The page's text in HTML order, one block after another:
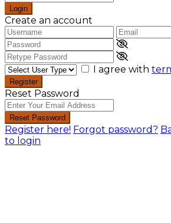
Login
Create an account
I agree with
Register
Reset Password
Reset Password
Register here! Forgot password?
to login